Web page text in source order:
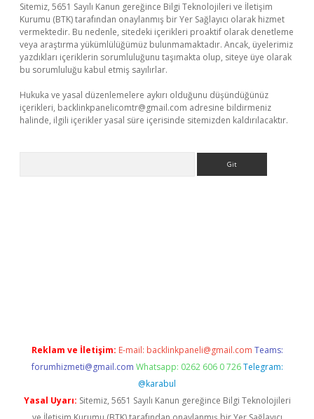
Sitemiz, 5651 Sayılı Kanun gereğince Bilgi Teknolojileri ve İletişim
Kurumu (BTK) tarafından onaylanmış bir Yer Sağlayıcı olarak hizmet
vermektedir. Bu nedenle, sitedeki içerikleri proaktif olarak denetleme
veya araştırma yükümlülüğümüz bulunmamaktadır. Ancak, üyelerimiz
yazdıkları içeriklerin sorumluluğunu taşımakta olup, siteye üye olarak
bu sorumluluğu kabul etmiş sayılırlar.
Hukuka ve yasal düzenlemelere aykırı olduğunu düşündüğünüz
içerikleri, backlinkpanelicomtr@gmail.com adresine bildirmeniz
halinde, ilgili içerikler yasal süre içerisinde sitemizden kaldırılacaktır.
Reklam ve İletişim: E-mail: backlinkpaneli@gmail.com Teams:
forumhizmeti@gmail.com Whatsapp: 0262 606 0 726 Telegram:
@karabul
Yasal Uyarı: Sitemiz, 5651 Sayılı Kanun gereğince Bilgi Teknolojileri